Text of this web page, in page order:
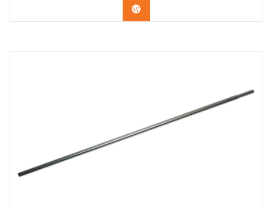
Kup Teraz